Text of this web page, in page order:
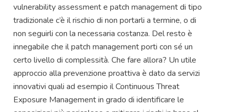
vulnerability assessment e patch management di tipo
tradizionale c’è il rischio di non portarli a termine, o di
non seguirli con la necessaria costanza. Del resto è
innegabile che il patch management porti con sé un
certo livello di complessità. Che fare allora? Un utile
approccio alla prevenzione proattiva è dato da servizi
innovativi quali ad esempio il Continuous Threat
Exposure Management in grado di identificare le